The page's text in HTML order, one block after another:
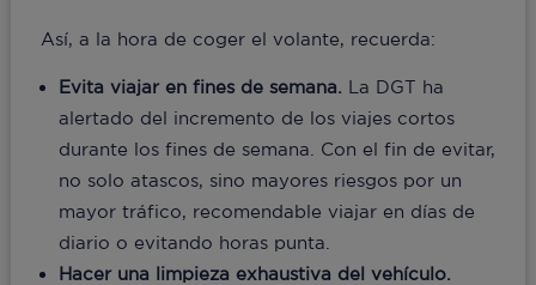
Así, a la hora de coger el volante, recuerda:
Evita viajar en fines de semana. La DGT ha
alertado del incremento de los viajes cortos
durante los fines de semana. Con el fin de evitar,
no solo atascos, sino mayores riesgos por un
mayor tráfico, recomendable viajar en días de
diario o evitando horas punta.
Hacer una limpieza exhaustiva del vehículo.